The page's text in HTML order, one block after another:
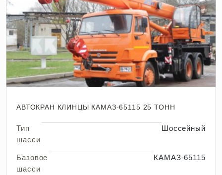
АВТОКРАН КЛИНЦЫ КАМАЗ-65115 25 ТОНН
Тип
шасси
Шоссейный
Базовое
шасси
КАМАЗ-65115